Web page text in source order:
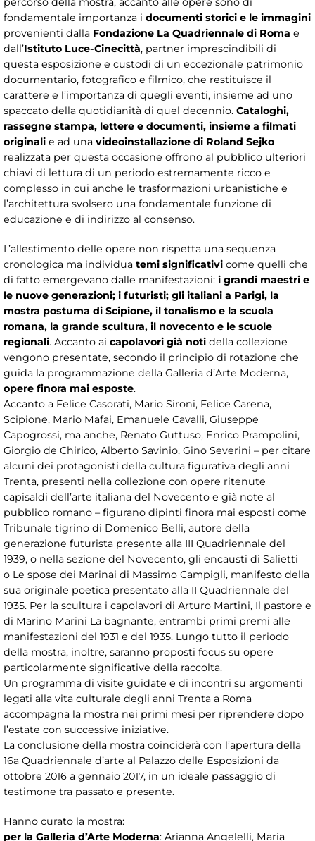
fondamentale importanza i documenti storici e le immagini
provenienti dalla Fondazione La Quadriennale di Roma e
dall’Istituto Luce-Cinecittà, partner imprescindibili di
questa esposizione e custodi di un eccezionale patrimonio
documentario, fotografico e filmico, che restituisce il
carattere e l’importanza di quegli eventi, insieme ad uno
spaccato della quotidianità di quel decennio. Cataloghi,
rassegne stampa, lettere e documenti, insieme a filmati
originali e ad una videoinstallazione di Roland Sejko
realizzata per questa occasione offrono al pubblico ulteriori
chiavi di lettura di un periodo estremamente ricco e
complesso in cui anche le trasformazioni urbanistiche e
l’architettura svolsero una fondamentale funzione di
educazione e di indirizzo al consenso.
L’allestimento delle opere non rispetta una sequenza
cronologica ma individua temi significativi come quelli che
di fatto emergevano dalle manifestazioni: i grandi maestri e
le nuove generazioni; i futuristi; gli italiani a Parigi, la
mostra postuma di Scipione, il tonalismo e la scuola
romana, la grande scultura, il novecento e le scuole
regionali. Accanto ai capolavori già noti della collezione
vengono presentate, secondo il principio di rotazione che
guida la programmazione della Galleria d’Arte Moderna,
opere finora mai esposte.
Accanto a Felice Casorati, Mario Sironi, Felice Carena,
Scipione, Mario Mafai, Emanuele Cavalli, Giuseppe
Capogrossi, ma anche, Renato Guttuso, Enrico Prampolini,
Giorgio de Chirico, Alberto Savinio, Gino Severini – per citare
alcuni dei protagonisti della cultura figurativa degli anni
Trenta, presenti nella collezione con opere ritenute
capisaldi dell’arte italiana del Novecento e già note al
pubblico romano – figurano dipinti finora mai esposti come
Tribunale tigrino di Domenico Belli, autore della
generazione futurista presente alla III Quadriennale del
1939, o nella sezione del Novecento, gli encausti di Salietti
o Le spose dei Marinai di Massimo Campigli, manifesto della
sua originale poetica presentato alla II Quadriennale del
1935. Per la scultura i capolavori di Arturo Martini, Il pastore e
di Marino Marini La bagnante, entrambi primi premi alle
manifestazioni del 1931 e del 1935. Lungo tutto il periodo
della mostra, inoltre, saranno proposti focus su opere
particolarmente significative della raccolta.
Un programma di visite guidate e di incontri su argomenti
legati alla vita culturale degli anni Trenta a Roma
accompagna la mostra nei primi mesi per riprendere dopo
l’estate con successive iniziative.
La conclusione della mostra coinciderà con l’apertura della
16a Quadriennale d’arte al Palazzo delle Esposizioni da
ottobre 2016 a gennaio 2017, in un ideale passaggio di
testimone tra passato e presente.
Hanno curato la mostra:
per la Galleria d’Arte Moderna: Arianna Angelelli, Maria